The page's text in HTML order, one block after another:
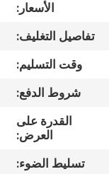
مراقبة
الجودة
اتصل
اطلب
الأسعار:
تفاصيل التغليف:
وقت التسليم:
شروط الدفع:
القدرة على
العرض:
تسليط الضوء: